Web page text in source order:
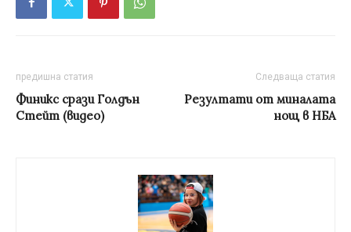
предишна статия
Финикс срази Голдън
Стейт (видео)
Следваща статия
Резултати от миналата
нощ в НБА